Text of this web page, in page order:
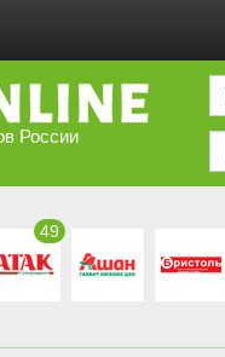
России
49